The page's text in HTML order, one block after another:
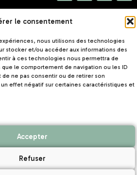
le consentement
nous utilisons des technologies
stocker et/ou accéder aux informations des
à ces technologies nous permettra de
le comportement de navigation ou les ID
de ne pas consentir ou de retirer son
effet négatif sur certaines caractéristiques et
Accepter
Refuser
UNAT Bretagne
5 rue Joseph Le Brix
56000 VANNES